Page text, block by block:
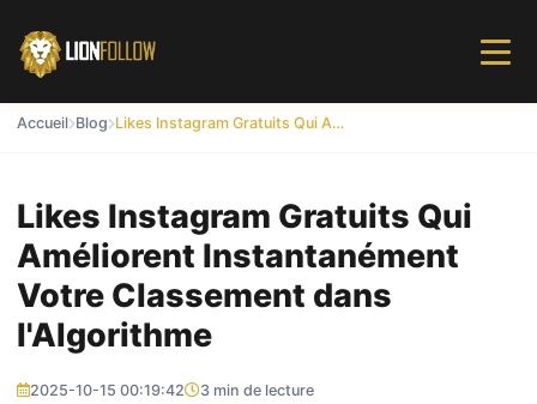
Accueil Blog Likes Instagram Gratuits Qui Améliorent Instantanément Votre Classement dans l'Algorithme
Likes Instagram Gratuits Qui
Améliorent Instantanément
Votre Classement dans
l'Algorithme
2025-10-15 00:19:42 3 min de lecture